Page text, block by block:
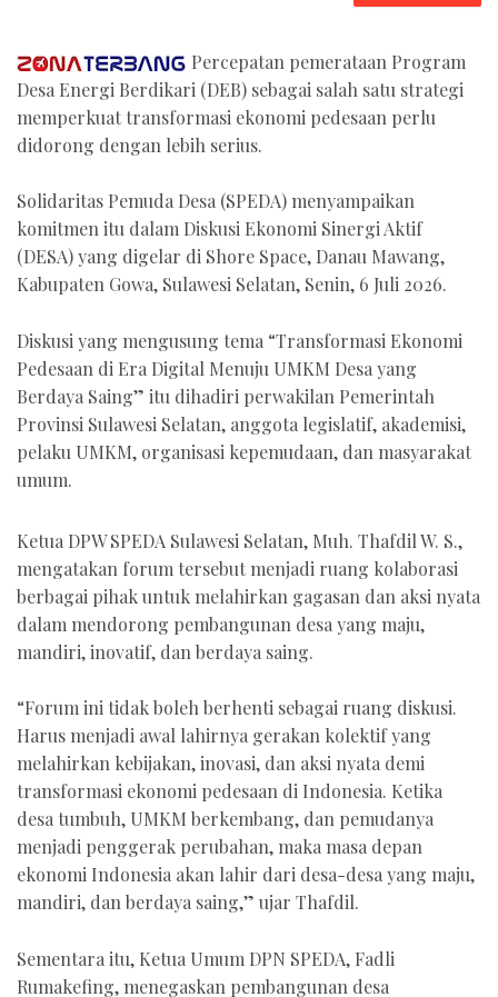
Percepatan pemerataan Program
Desa Energi Berdikari (DEB) sebagai salah satu strategi
memperkuat transformasi ekonomi pedesaan perlu
didorong dengan lebih serius.
Solidaritas Pemuda Desa (SPEDA) menyampaikan
komitmen itu dalam Diskusi Ekonomi Sinergi Aktif
(DESA) yang digelar di Shore Space, Danau Mawang,
Kabupaten Gowa, Sulawesi Selatan, Senin, 6 Juli 2026.
Diskusi yang mengusung tema “Transformasi Ekonomi
Pedesaan di Era Digital Menuju UMKM Desa yang
Berdaya Saing” itu dihadiri perwakilan Pemerintah
Provinsi Sulawesi Selatan, anggota legislatif, akademisi,
pelaku UMKM, organisasi kepemudaan, dan masyarakat
umum.
Ketua DPW SPEDA Sulawesi Selatan, Muh. Thafdil W. S.,
mengatakan forum tersebut menjadi ruang kolaborasi
berbagai pihak untuk melahirkan gagasan dan aksi nyata
dalam mendorong pembangunan desa yang maju,
mandiri, inovatif, dan berdaya saing.
“Forum ini tidak boleh berhenti sebagai ruang diskusi.
Harus menjadi awal lahirnya gerakan kolektif yang
melahirkan kebijakan, inovasi, dan aksi nyata demi
transformasi ekonomi pedesaan di Indonesia. Ketika
desa tumbuh, UMKM berkembang, dan pemudanya
menjadi penggerak perubahan, maka masa depan
ekonomi Indonesia akan lahir dari desa-desa yang maju,
mandiri, dan berdaya saing,” ujar Thafdil.
Sementara itu, Ketua Umum DPN SPEDA, Fadli
Rumakefing, menegaskan pembangunan desa